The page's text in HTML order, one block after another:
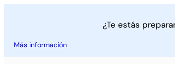
¿Te estás
Más información